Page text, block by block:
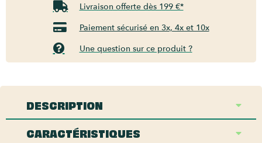
Livraison offerte dès 199 €*
Paiement sécurisé en 3x, 4x et 10x
Une question sur ce produit ?
DESCRIPTION
CARACTÉRISTIQUES